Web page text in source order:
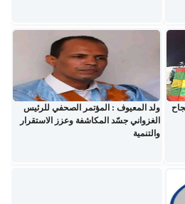
ولد المعيوف : المؤتمر الصحفي للرئيس
الغزواني جسّد المكاشفة وعزز الاستقرار
والتنمية